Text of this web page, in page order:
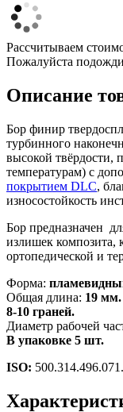
Рассчитываем
Пожалуйста
Описание
Бор финир
турбинного
высокой твёрдости,
температурам) с
покрытием DLC,
износостойкость
Бор предназначен
излишек композита,
ортопедической и
Форма:
Общая длина: 19 мм.
8-10 граней.
Диаметр рабочей
В упаковке 5 шт.
ISO: